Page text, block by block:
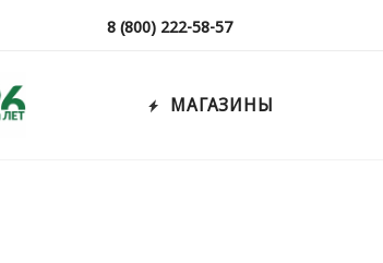
8 (800) 222-58-57
МАГАЗИНЫ